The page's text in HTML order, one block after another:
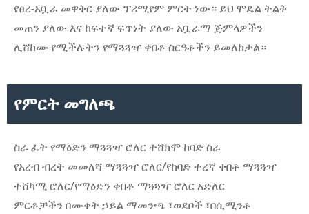
የፀረ-አቧራ መዋቅር ያለው ፕሪሚየም ምርት ነው። ይህ ሞዴል ትልቅ
መጠን ያለው እና ከፍተኛ ፍጥነት ያለው አቧራማ ጅምላዎችን
ሊሸከሙ የሚችሉትን የማጓጓዣ ቀበቶ ስርዓቶችን ይመለከታል።
የምርት መግለጫ
ስራ ፈት የማዕድን ማጓጓዣ ሮለር ተሸክሞ ከባድ ስራ
የአረብ ብረት መመለሻ ማጓጓዣ ሮለር/የከባድ ተረኛ ቀበቶ ማጓጓዣ
ተሸካሚ ሮለር/የማዕድን ቀበቶ ማጓጓዣ ሮለር አድለር
ምርቶቻችን በሙቀት ኃይል ማመንጫ ፣ወደቦች ፣በሲሚንቶ